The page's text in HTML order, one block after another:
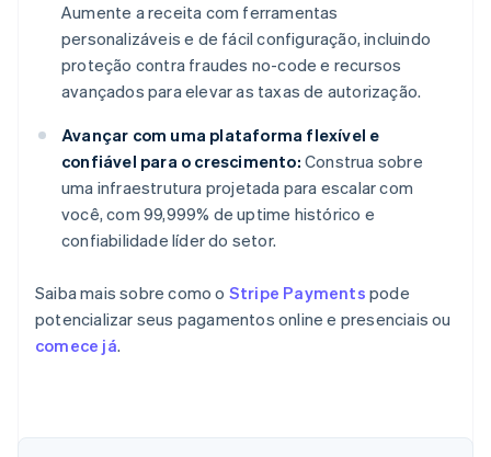
Aumente a receita com ferramentas
personalizáveis e de fácil configuração, incluindo
proteção contra fraudes no-code e recursos
avançados para elevar as taxas de autorização.
Avançar com uma plataforma flexível e
confiável para o crescimento: Construa sobre
uma infraestrutura projetada para escalar com
você, com 99,999% de uptime histórico e
confiabilidade líder do setor.
Saiba mais sobre como o Stripe Payments pode
potencializar seus pagamentos online e presenciais ou
comece já.